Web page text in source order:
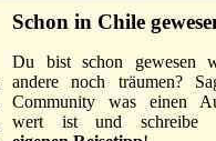
Schon in Chile
Du bist schon gewesen
andere noch träumen?
Community was einen
wert ist und schreibe